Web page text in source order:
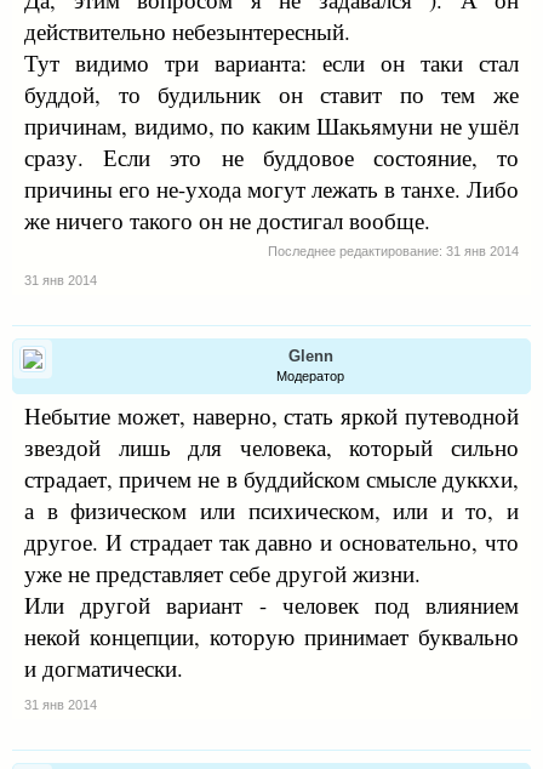
действительно небезынтересный.
Тут видимо три варианта: если он таки стал
буддой, то будильник он ставит по тем же
причинам, видимо, по каким Шакьямуни не ушёл
сразу. Если это не буддовое состояние, то
причины его не-ухода могут лежать в танхе. Либо
же ничего такого он не достигал вообще.
Последнее редактирование: 31 янв 2014
31 янв 2014
Glenn
Модератор
Небытие может, наверно, стать яркой путеводной
звездой лишь для человека, который сильно
страдает, причем не в буддийском смысле дуккхи,
а в физическом или психическом, или и то, и
другое. И страдает так давно и основательно, что
уже не представляет себе другой жизни.
Или другой вариант - человек под влиянием
некой концепции, которую принимает буквально
и догматически.
31 янв 2014